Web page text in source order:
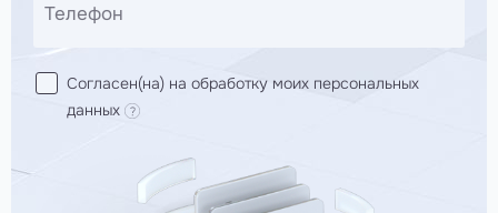
Телефон
Согласен(на) на обработку моих персональных
данных